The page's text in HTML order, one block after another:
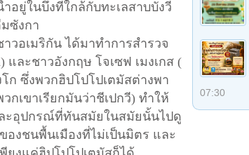
อยู่ในบึงที่ใกล้กับทะเลสาบบังวี
มซังกา
าวอเมริกัน ได้มาทำการสำรวจ
และชาวอังกฤษ โจเซฟ เมงเกส (
ก ซึ่งพวกฮิปโปโปเตมัสต่างพา
เขาเรียกมันว่าชีเปกวี) ทำให้
ละอุปกรณ์ที่ทันสมัยในสมัยนั้นไปดู
องชนพื้นเมืองที่ไม่เป็นมิตร และ
07:30